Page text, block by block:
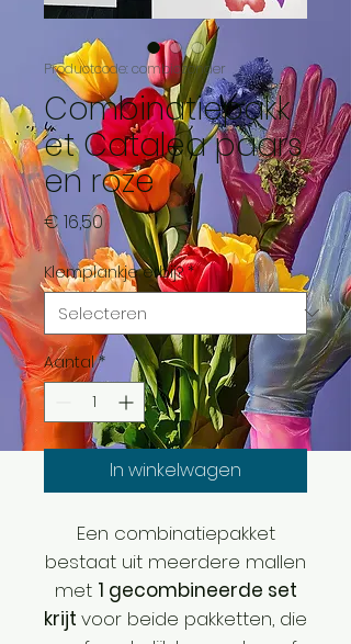
Productcode: combiczonder
Combinatiepakk
et Catalea paars
en roze
€ 16,50Prijs
Klemplankje erbij? *
Aantal *
In winkelwagen
Een combinatiepakket
bestaat uit meerdere mallen
met 1 gecombineerde set
krijt voor beide pakketten, die